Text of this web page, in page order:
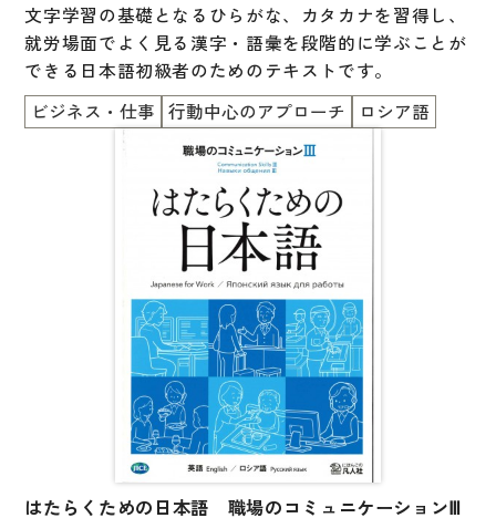
文章・談話・表現
文法
表記
異文化間コミュニケーション
多言語社会・言語政策
アカデミック・スキル
文字学習の基礎となるひらがな、カタカナを習得し、
就労場面でよく見る漢字・語彙を段階的に学ぶことが
できる日本語初級者のためのテキストです。
ビジネス・仕事 行動中心のアプローチ ロシア語
はたらくための日本語 職場のコミュニケーションⅢ